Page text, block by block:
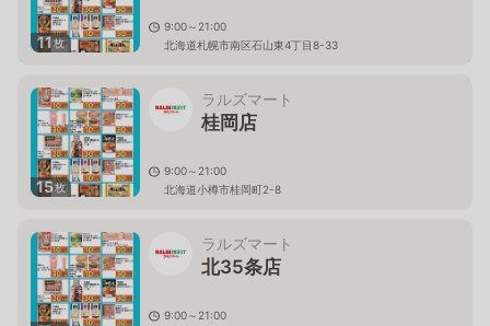
11枚
9:00～21:00
北海道札幌市南区石山東4丁目8-33
15枚
ラルズマート
桂岡店
9:00～21:00
北海道小樽市桂岡町2-8
ラルズマート
北35条店
9:00～21:00